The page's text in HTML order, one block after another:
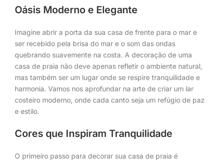
Oásis Moderno e Elegante
Imagine abrir a porta da sua casa de frente para o mar e
ser recebido pela brisa do mar e o som das ondas
quebrando suavemente na costa. A decoração de uma
casa de praia não deve apenas refletir o ambiente natural,
mas também ser um lugar onde se respire tranquilidade e
harmonia. Vamos nos aprofundar na arte de criar um lar
costeiro moderno, onde cada canto seja um refúgio de paz
e estilo.
Cores que Inspiram Tranquilidade
O primeiro passo para decorar sua casa de praia é